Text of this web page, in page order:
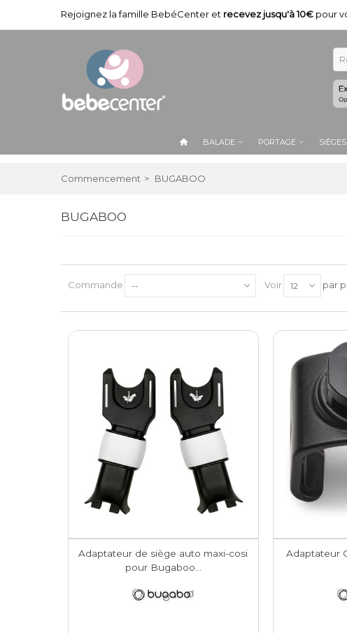
Rejoignez la famille BebéCenter et recevez jusqu'à 10€ pour
BALADE PORTAGE
Commencement > BUGABOO
BUGABOO
Commande -- Voir 12 par
Adaptateur de siège auto maxi-cosi
pour Bugaboo...
Adaptateur